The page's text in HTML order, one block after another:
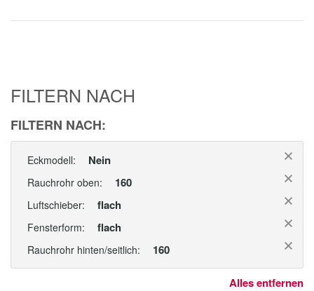
FILTERN NACH
FILTERN NACH:
Eckmodell: Nein
Rauchrohr oben: 160
Luftschieber: flach
Fensterform: flach
Rauchrohr hinten/seitlich: 160
Alles entfernen